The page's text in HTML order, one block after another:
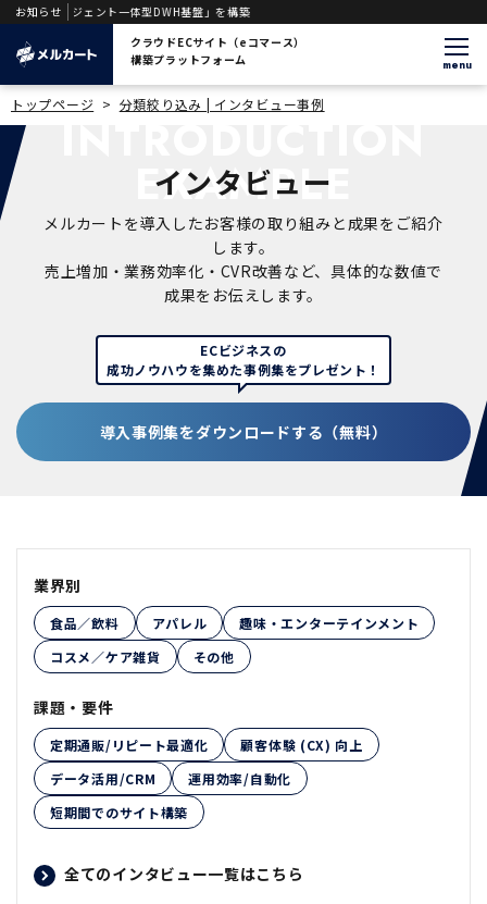
お知らせ
AIエージェント一体型DWH基盤」を構築
クラウドECサイト（eコマース）
構築プラットフォーム
menu
トップページ > 分類絞り込み | インタビュー事例
インタビュー
EXAMPLE
メルカートを導入したお客様の取り組みと成果をご紹介
します。
売上増加・業務効率化・CVR改善など、具体的な数値で
成果をお伝えします。
ECビジネスの
成功ノウハウを集めた事例集をプレゼント！
導入事例集をダウンロードする（無料）
業界別
食品／飲料 アパレル
趣味・エンターテインメント
コスメ／ケア雑貨
その他
課題・要件
定期通販/リピート最適化
顧客体験 (CX) 向上
データ活用/CRM
運用効率/自動化
短期間でのサイト構築
全てのインタビュー一覧はこちら